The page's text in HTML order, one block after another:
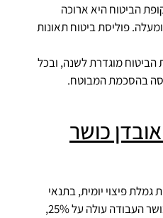
הביטוח היא ארוכה
ומסתיימת לרוב בגיל 65 ומעלה. פוליסת ביטוח תאונות
הביטוח מוגדרת לשנה, ובכל
בהסכמת המבוטח.
כושר
גמלת פיצוי יומית, בתנאי
שהפגיעה בתפקוד או בכושר העבודה עולה על 25%,